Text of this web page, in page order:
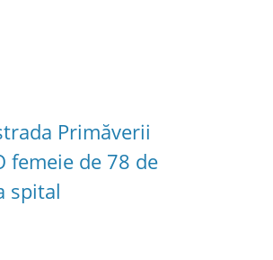
Primăverii
femeie de 78 de
spital